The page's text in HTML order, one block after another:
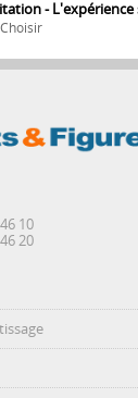
-
10
20